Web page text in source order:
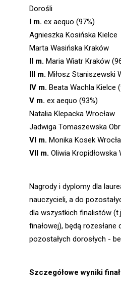
Dorośli
I m. ex aequo (97%)
Agnieszka Kosińska Kielce
Marta Wasińska Kraków
II m. Maria Wiatr Kraków
III m. Miłosz Staniszewski
IV m. Beata Wachla Kielce
V m. ex aequo (93%)
Natalia Klepacka Wrocław
Jadwiga Tomaszewska
VI m. Monika Kosek
VII m. Oliwia Kropidłowska
Nagrody i dyplomy dla
nauczycieli, a do
dla wszystkich finalistów
finałowej), będą
pozostałych dorosłych -
Szczegółowe wyniki